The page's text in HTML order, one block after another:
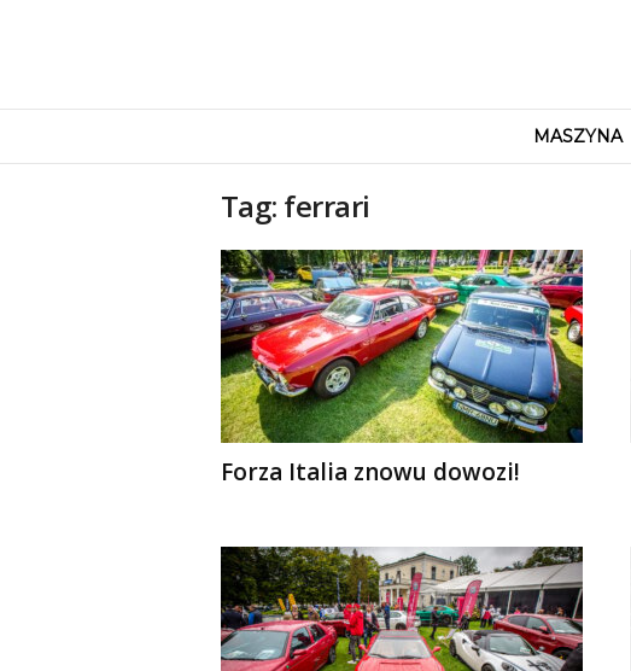
v
MASZYNA
Tag: ferrari
Forza Italia znowu dowozi!